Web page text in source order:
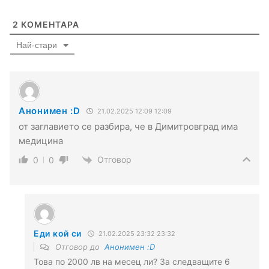
2 КОМЕНТАРА
Най-стари
Анонимен :D 21.02.2025 12:09 12:09
от заглавието се разбира, че в Димитровград има
медицина
0 0 Отговор
Еди кой си 21.02.2025 23:32 23:32
Отговор до Анонимен :D
Това по 2000 лв на месец ли? За следващите 6